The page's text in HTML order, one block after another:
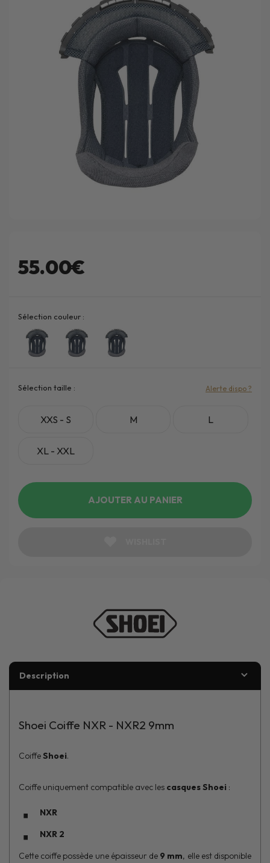
55.00€
Sélection couleur :
Sélection taille :
XXS - S M L
XL - XXL
Alerte dispo ?
AJOUTER AU PANIER
Description
Shoei Coiffe NXR - NXR2 9mm
CoiffeShoei.
Coiffe uniquement compatible avec les casques Shoei :
NXR
NXR 2
Cette coiffe possède une épaisseur de 9 mm, elle est disponible